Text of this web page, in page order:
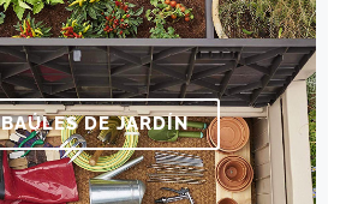
BAÚLES DE JARDÍN